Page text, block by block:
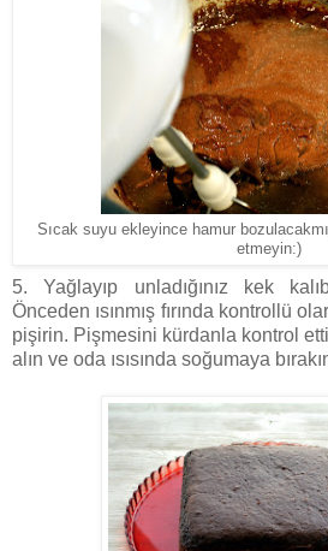
Sıcak suyu ekleyince hamur
etmeyin:)
5. Yağlayıp unladığınız kek
Önceden ısınmış fırında kontrollü
pişirin. Pişmesini kürdanla kontrol
alın ve oda ısısında soğumaya